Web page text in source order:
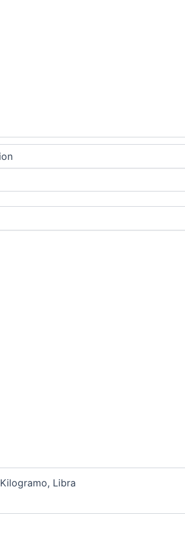
Kilogramo, Libra